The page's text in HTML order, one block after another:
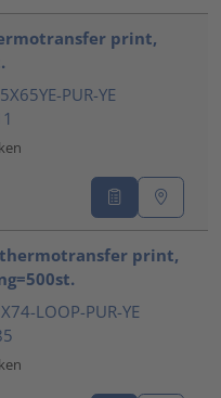
print,
PUR-YE
print,
LOOP-PUR-YE